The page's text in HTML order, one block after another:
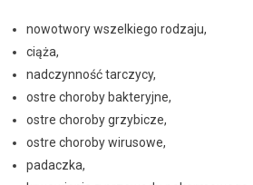
nowotwory wszelkiego rodzaju,
ciąża,
nadczynność tarczycy,
ostre choroby bakteryjne,
ostre choroby grzybicze,
ostre choroby wirusowe,
padaczka,